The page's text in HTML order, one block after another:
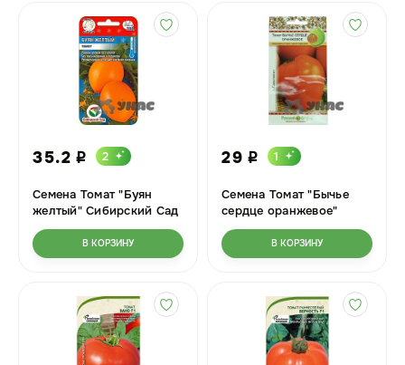
35.2 i 2
Семена Томат "Буян
желтый" Сибирский Сад
Ц
В КОРЗИНУ
29 i 1
Семена Томат "Бычье
сердце оранжевое"
Русский огород Ц
В КОРЗИНУ